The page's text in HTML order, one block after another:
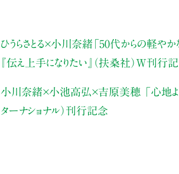
ひうらさとる×小川奈緒 「50代からの軽やか
『伝え上手になりたい』（扶桑社）W刊行
小川奈緒×小池高弘×吉原美穂 「心地
ターナショナル）刊行記念